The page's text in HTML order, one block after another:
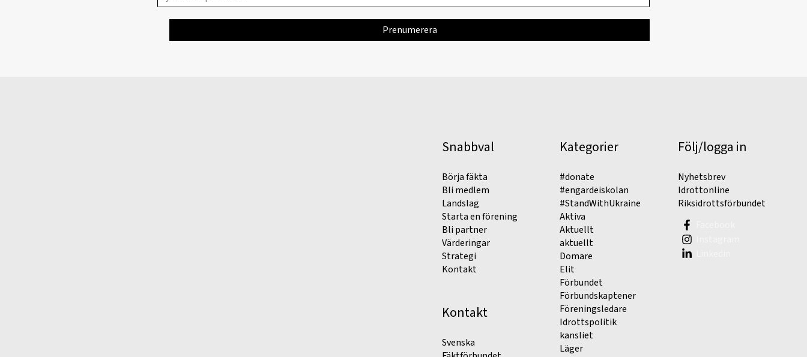
Snabbval
Börja fäkta
Bli medlem
Landslag
Starta en förening
Bli partner
Värderingar
Strategi
Kontakt
Kontakt
Svenska
Kategorier
#donate
#engardeiskolan
#StandWithUkraine
Aktiva
Aktuellt
aktuellt
Domare
Elit
Förbundet
Förbundskaptener
Föreningsledare
Idrottspolitik
kansliet
Läger
Följ/logga in
Nyhetsbrev
Idrottonline
Riksidrottsförbundet